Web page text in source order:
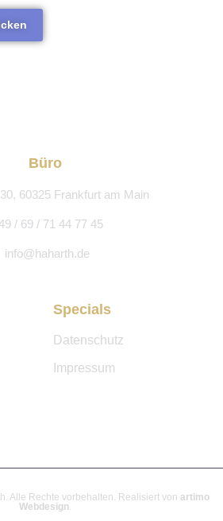
Büro
60325 Frankfurt am Main
/ 69 / 71 44 77 45
info@haharth.de
Specials
Datenschutz
Impressum
Alle Rechte vorbehalten. Realisiert von artimo
Webdesign.